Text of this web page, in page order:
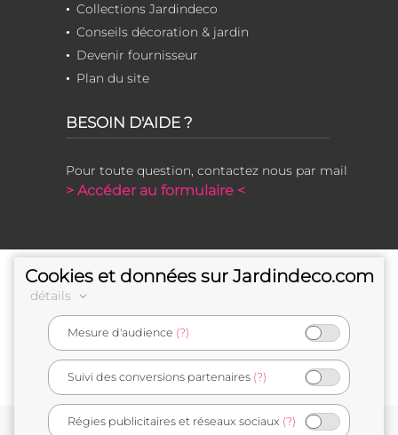
Collections Jardindeco
Conseils décoration & jardin
Devenir fournisseur
Plan du site
BESOIN D'AIDE ?
Pour toute question, contactez nous par mail
> Accéder au formulaire <
e-commerçant français
Cookies et données sur Jardindeco.com
détails
Mesure d'audience (?)
Suivi des conversions partenaires (?)
Régies publicitaires et réseaux sociaux (?)